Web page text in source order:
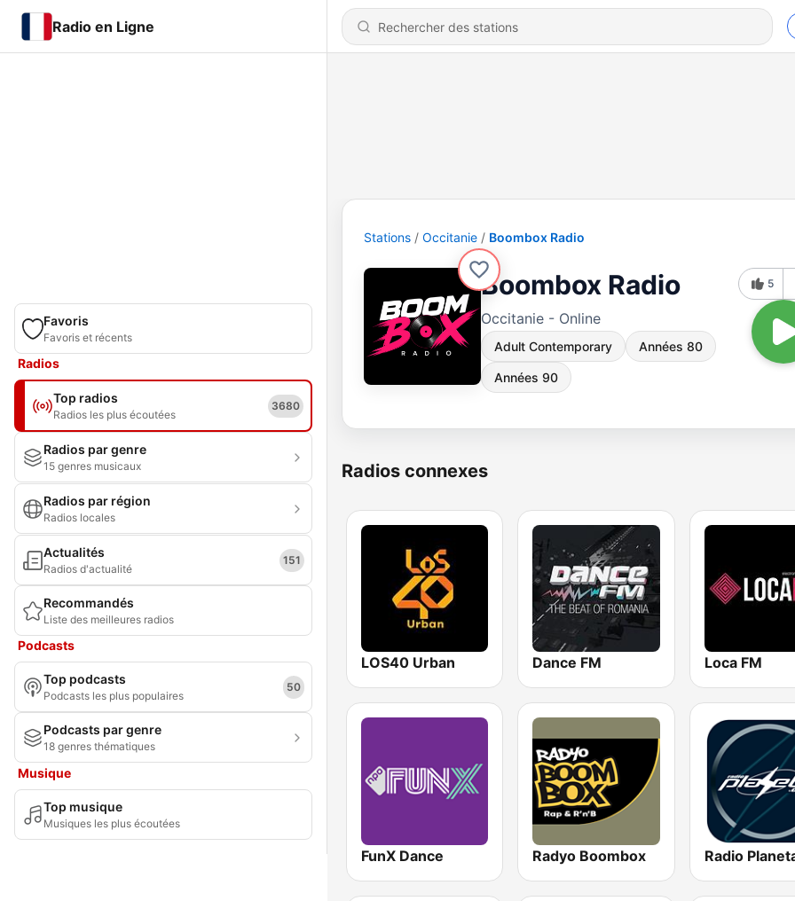
Radio en Ligne
Favoris
Favoris et récents
Radios
Top radios
Radios les plus écoutées
3680
Radios par genre
15 genres musicaux
Radios par région
Radios locales
Actualités
Radios d'actualité
151
Recommandés
Liste des meilleures radios
Podcasts
Top podcasts
Podcasts les plus populaires
50
Podcasts par genre
18 genres thématiques
Musique
Top musique
Musiques les plus écoutées
Stations Occitanie Boombox Radio
Boombox Radio
Occitanie - Online
Adult Contemporary Années 80
Années 90
5
Radios connexes
LOS40 Urban Dance FM Loca FM
FunX Dance Radyo Boombox Radio